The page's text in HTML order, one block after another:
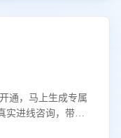
通，马上生成专属
实进线咨询，带您